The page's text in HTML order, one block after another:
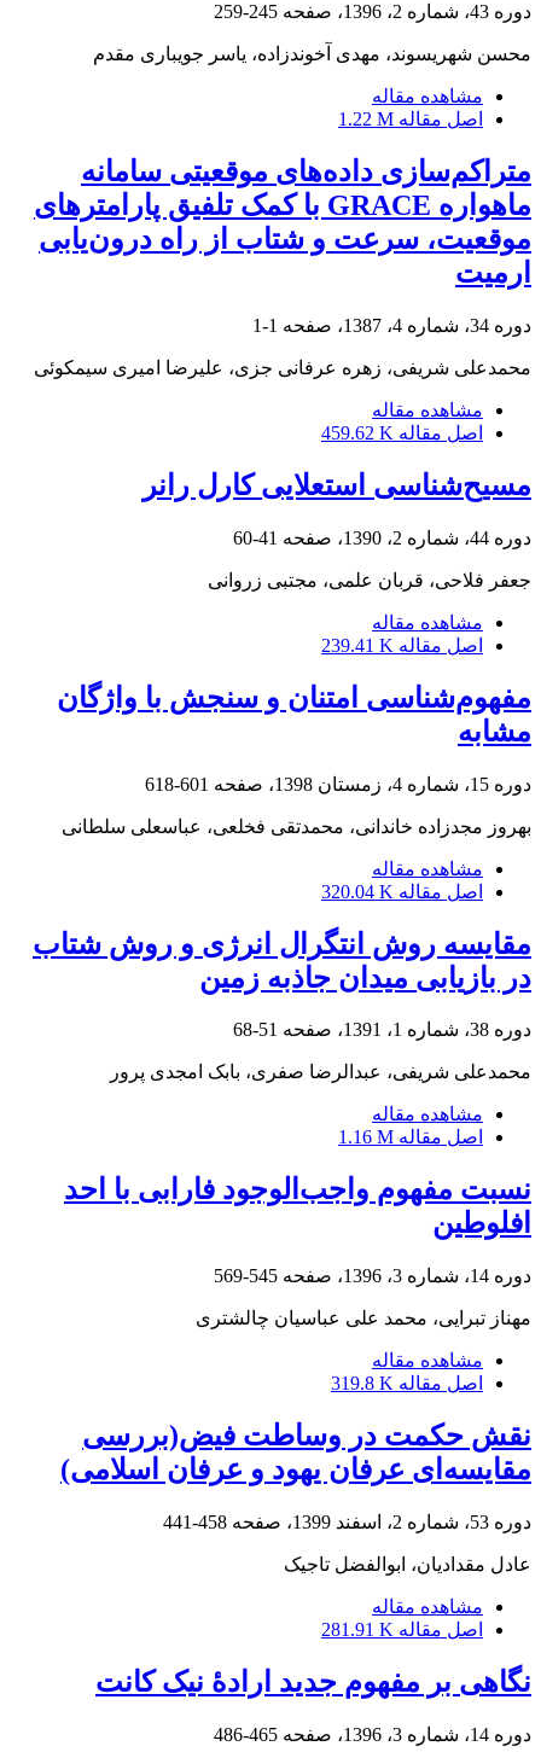
دوره 43، شماره 2، 1396، صفحه 245-259
محسن شهریسوند، مهدی آخوندزاده، یاسر جویباری مقدم
مشاهده مقاله
اصل مقاله 1.22 M
متراکم‌سازی داده‌های موقعیتی سامانه
ماهواره GRACE با کمک تلفیق پارامترهای
موقعیت، سرعت و شتاب از راه درون‌یابی
ارمیت
دوره 34، شماره 4، 1387، صفحه 1-1
محمدعلی شریفی، زهره عرفانی جزی، علیرضا امیری سیمکوئی
مشاهده مقاله
اصل مقاله 459.62 K
مسیح‌شناسی استعلایی کارل رانر
دوره 44، شماره 2، 1390، صفحه 41-60
جعفر فلاحی، قربان علمی، مجتبی زروانی
مشاهده مقاله
اصل مقاله 239.41 K
مفهوم‌شناسی امتنان و سنجش با واژگان
مشابه
دوره 15، شماره 4، زمستان 1398، صفحه 601-618
بهروز مجدزاده خاندانی، محمدتقی فخلعی، عباسعلی سلطانی
مشاهده مقاله
اصل مقاله 320.04 K
مقایسه روش انتگرال انرژی و روش شتاب
در بازیابی میدان جاذبه زمین
دوره 38، شماره 1، 1391، صفحه 51-68
محمدعلی شریفی، عبدالرضا صفری، بابک امجدی پرور
مشاهده مقاله
اصل مقاله 1.16 M
نسبت مفهوم واجب‌الوجود فارابی با احد
افلوطین
دوره 14، شماره 3، 1396، صفحه 545-569
مهناز تبرایی، محمد علی عباسیان چالشتری
مشاهده مقاله
اصل مقاله 319.8 K
نقش حکمت در وساطت فیض(بررسی
مقایسه‌ای عرفان یهود و عرفان اسلامی)
دوره 53، شماره 2، اسفند 1399، صفحه 458-441
عادل مقدادیان، ابوالفضل تاجیک
مشاهده مقاله
اصل مقاله 281.91 K
نگاهی بر مفهوم جدید ارادۀ نیک کانت
دوره 14، شماره 3، 1396، صفحه 465-486